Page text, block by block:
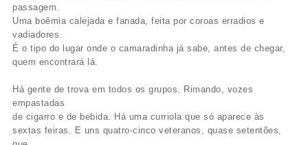
passagem.
Uma boêmia calejada e fanada, feita por coroas erradios e
vadiadores.
É o tipo do lugar onde o camaradinha já sabe, antes de chegar,
quem encontrará lá.
Há gente de trova em todos os grupos. Rimando, vozes
empastadas
de cigarro e de bebida. Há uma curriola que só aparece às
sextas feiras. E uns quatro-cinco veteranos, quase setentões,